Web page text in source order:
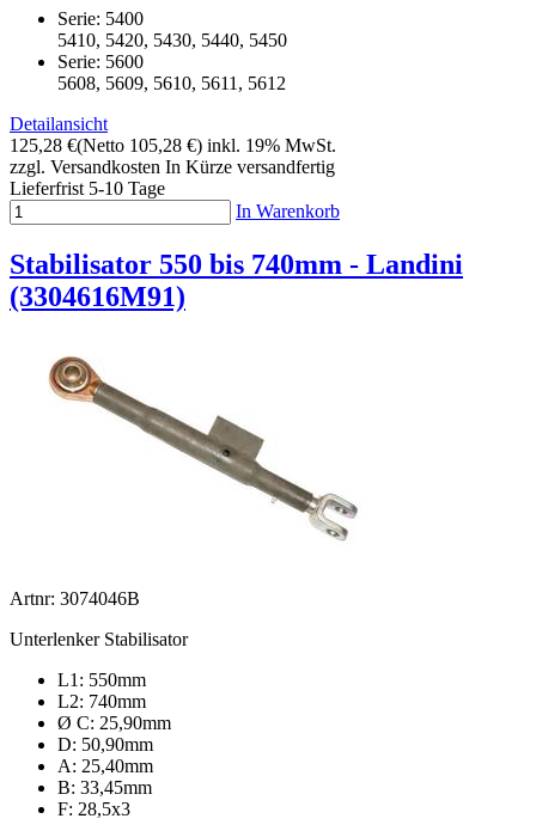
Serie: 5400
5410, 5420, 5430, 5440, 5450
Serie: 5600
5608, 5609, 5610, 5611, 5612
Detailansicht
125,28 €(Netto 105,28 €) inkl. 19% MwSt.
zzgl. Versandkosten In Kürze versandfertig
Lieferfrist 5-10 Tage
In Warenkorb
Stabilisator 550 bis 740mm - Landini
(3304616M91)
Artnr: 3074046B
Unterlenker Stabilisator
L1: 550mm
L2: 740mm
Ø C: 25,90mm
D: 50,90mm
A: 25,40mm
B: 33,45mm
F: 28,5x3